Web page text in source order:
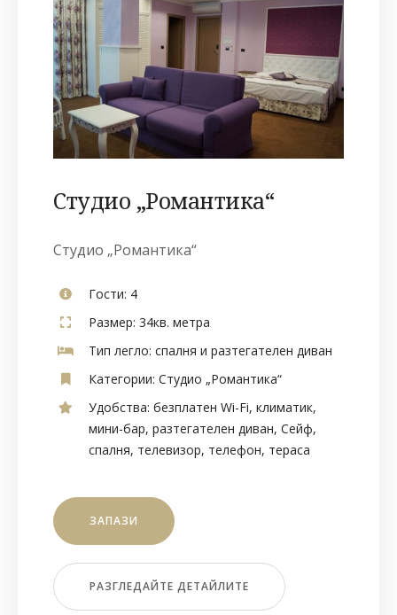
Студио „Романтика“
Студио „Романтика“
Гости: 4
Размер: 34кв. метра
Тип легло: спалня и разтегателен диван
Категории: Студио „Романтика“
Удобства: безплатен Wi-Fi, климатик,
мини-бар, разтегателен диван, Сейф,
спалня, телевизор, телефон, тераса
ЗАПАЗИ
РАЗГЛЕДАЙТЕ ДЕТАЙЛИТЕ